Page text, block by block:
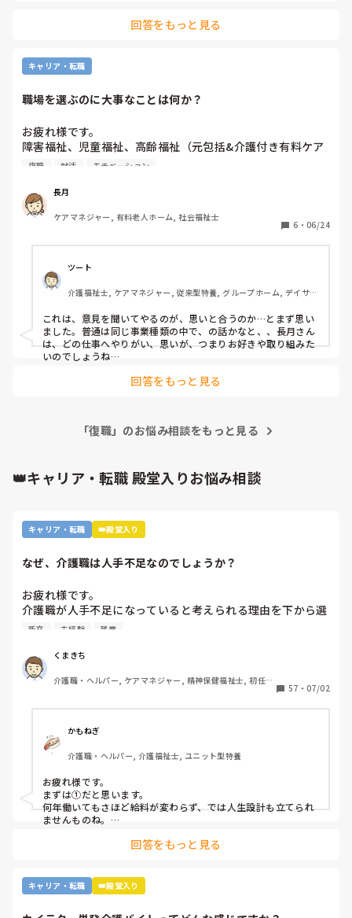
回答をもっと見る
キャリア・転職
職場を選ぶのに大事なことは何か？
お疲れ様です。
障害福祉、児童福祉、高齢福祉（元包括&介護付き有料ケア
マネ）を経て現在育休中です。
か悩んでいます？
やりがい、待遇、給与など…みなさんは就活や転職活動の
際、なにを重要視していますか？
復職 就活 モチベーション
長月
ケアマネジャー, 有料老人ホーム, 社会福祉士
6 ・ 06/24
ツート
介護福祉士, ケアマネジャー, 従来型特養, グループホーム, デイサー
これは、意見を聞いてやるのが、思いと合うのか…とまず思い
ました。普通は同じ事業種類の中で、の話かなと、、長月さん
は、どの仕事へやりがい、思いが、つまりお好きや取り組みた
いのでしょうね…
回答をもっと見る
「復職」のお悩み相談をもっと見る
👑キャリア・転職 殿堂入りお悩み相談
キャリア・転職 👑殿堂入り
なぜ、介護職は人手不足なのでしょうか？
お疲れ様です。
介護職が人手不足になっていると考えられる理由を下から選
んで下さい
②利用者に叩かれるなど危険があるから。
③他業種に転職できるスキルがつかなさそうだから。
④職場の立地が悪いところが多いから。
⑥施設を作りすぎているから。
⑦時間外労働が多いから。
⑧介護の業界人が綺麗事しか言わないから。
⑨人がいないのに新卒を優遇するから。
⑩未経験可の求人しかないから。
11マネジメント層がまともでないから。
12その他
新卒 未経験 残業
くまきち
介護職・ヘルパー, ケアマネジャー, 精神保健福祉士, 初任者
57 ・ 07/02
かもねぎ
介護職・ヘルパー, 介護福祉士, ユニット型特養
お疲れ様です。
まずは①だと思います。
何年働いてもさほど給料が変わらず、では人生設計も立てられ
ませんものね。
回答をもっと見る
キャリア・転職 👑殿堂入り